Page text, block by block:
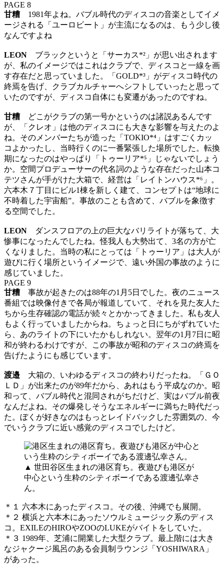
PAGE 8
甘糟 1981年よね。バブル時代のディスコの音楽としてイメ
ージされる「ユーロビート」が主流になるのは、もう少し後
なんですよね
LEON ブラックというと「サーカス*²」が思い出されます
が、私のイメージではこれはクラブで、ディスコと一線を画
す存在だと思っていました。「GOLD*³」がディスコ時代の
終焉を告げ、クラブカルチャーへシフトしていったと思って
いたのですが、ディスコ自体にも変遷があったのですね。
甘糟
どこがクラブの第一号かというのは諸説あるんです
が、「クレオ」は他のディスコにも大きな影響を与えたのよ
ね。そのメンバーたちが造った「TOKIO*⁴」はすごくカッ
コよかったし、当時行くのに一番緊張した場所でした。転換
期になったのはやっぱり「トゥーリア*⁵」じゃないでしょう
か。空間プロデューサーの代名詞のような存在だった山本コ
テツさんが手がけた大箱で、経営は「レイトンハウス*⁶」。
六本木７丁目にビル1棟を新しく建て、コンセプトは“地球に
不時着した宇宙船”。事故のことも含めて、バブルを象徴す
る空間でした。
LEON
ダンスフロアの上の巨大なバリライトが落ちて、大
惨事になったんでしたね。怪我人も大勢出て、3名の方が亡
くなりました。当時の私にとっては「トゥーリア」は大人が
遊びに行く場所というイメージで、遠い外国の事故のように
感じていました。
PAGE 9
甘糟 事故が起きたのは88年の1月5日でした。夜のニュース
番組では映像付きで各局が報道していて、それを見た友人た
ちから生存確認の電話が続々とかかってきました。私も友人
もよく行っていましたからね。ちょっと日にちがずれていた
ら、あのライトの下にいたかもしれない。翌年の1月7日に昭
和が終わるわけですが、この事故が昭和のディスコの終焉を
告げたようにも感じています。
渡邉 大箱の、いわゆるディスコの終わりだったね。「ＧＯ
ＬＤ」が出来たのが89年だから、あれはもう平成なのか。昭
和って、バブル時代と混同されがちだけど、実はバブル前夜
なんだよね。その爆発しそうなエネルギーに満ちた時代だっ
た。ぼくが好きなのはもっとレイドバックした雰囲気の、今
でいうクラブに近い感覚のディスコでしたけど。
▲ 世田谷区生まれの港区育ち。夜遊びも港区が
中心という生粋のシティボーイである渡邊弘幸さ
ん。
＊１ 六本木にあったディスコ。その後、沖縄でも展開。
＊２ 横浜と六本木にあったソウルミュージック系のディス
コ。EXILEのHIROやZOOのLUKEがバイトをしていた。
＊３ 1989年、芝浦に開業した大型クラブ。最上階には大き
なジャクージ風呂のある会員制ラウンジ「YOSHIWARA」
があった。